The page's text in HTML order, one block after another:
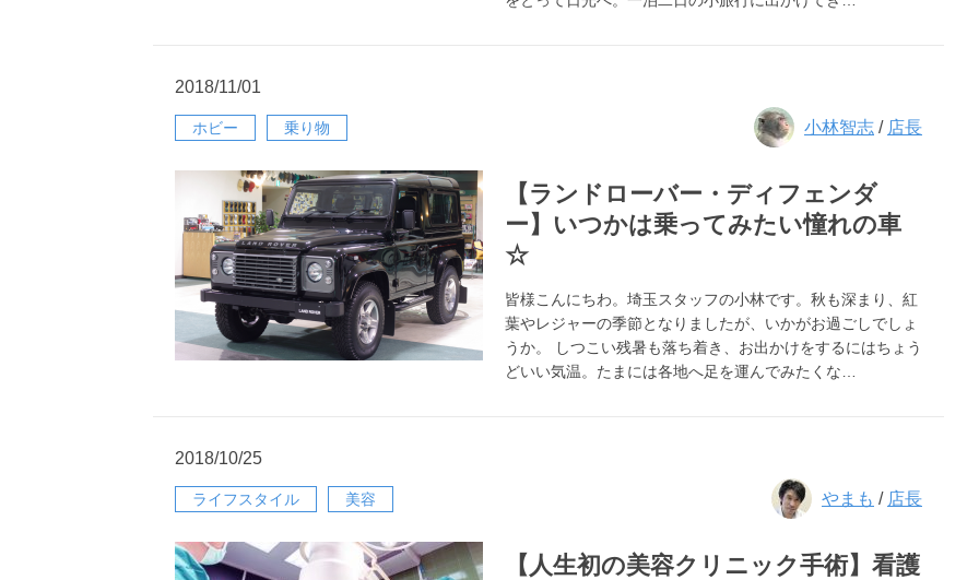
2018/11/01
ホビー 乗り物 小林智志 / 店長
【ランドローバー・ディフェンダ
ー】いつかは乗ってみたい憧れの車
☆
皆様こんにちわ。埼玉スタッフの小林です。秋も深まり、紅
葉やレジャーの季節となりましたが、いかがお過ごしでしょ
うか。 しつこい残暑も落ち着き、お出かけをするにはちょう
どいい気温。たまには各地へ足を運んでみたくな…
2018/10/25
ライフスタイル 美容 やまも / 店長
【人生初の美容クリニック手術】看護